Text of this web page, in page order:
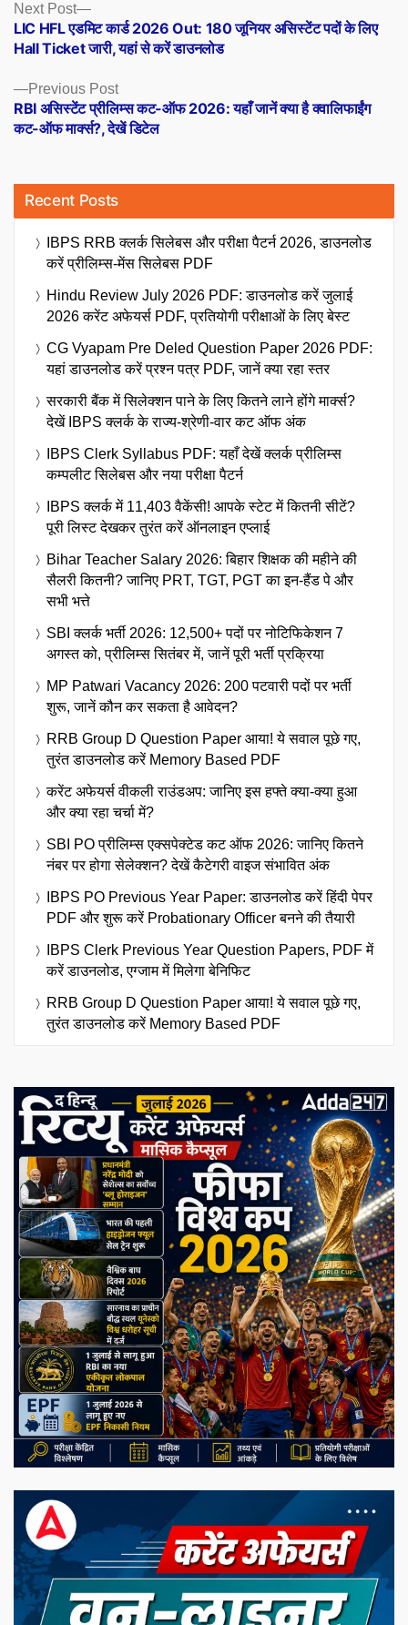
Posts
navigation
Previous PostPrevious
post:
RBI असिस्टेंट प्रीलिम्स कट-ऑफ 2026: यहाँ जानें क्या है क्वालिफाईंग
कट-ऑफ मार्क्स?, देखें डिटेल
Next Post
Next
post:
LIC HFL एडमिट कार्ड 2026 Out: 180 जूनियर असिस्टेंट पदों के लिए
Hall Ticket जारी, यहां से करें डाउनलोड
Recent Posts
IBPS RRB क्लर्क सिलेबस और परीक्षा पैटर्न 2026, डाउनलोड
करें प्रीलिम्स-मेंस सिलेबस PDF
Hindu Review July 2026 PDF: डाउनलोड करें जुलाई
2026 करेंट अफेयर्स PDF, प्रतियोगी परीक्षाओं के लिए बेस्ट
CG Vyapam Pre Deled Question Paper 2026 PDF:
यहां डाउनलोड करें प्रश्न पत्र PDF, जानें क्या रहा स्तर
सरकारी बैंक में सिलेक्शन पाने के लिए कितने लाने होंगे मार्क्स?
देखें IBPS क्लर्क के राज्य-श्रेणी-वार कट ऑफ अंक
IBPS Clerk Syllabus PDF: यहाँ देखें क्लर्क प्रीलिम्स
कम्पलीट सिलेबस और नया परीक्षा पैटर्न
IBPS क्लर्क में 11,403 वैकेंसी! आपके स्टेट में कितनी सीटें?
पूरी लिस्ट देखकर तुरंत करें ऑनलाइन एप्लाई
Bihar Teacher Salary 2026: बिहार शिक्षक की महीने की
सैलरी कितनी? जानिए PRT, TGT, PGT का इन-हैंड पे और
सभी भत्ते
SBI क्लर्क भर्ती 2026: 12,500+ पदों पर नोटिफिकेशन 7
अगस्त को, प्रीलिम्स सितंबर में, जानें पूरी भर्ती प्रक्रिया
MP Patwari Vacancy 2026: 200 पटवारी पदों पर भर्ती
शुरू, जानें कौन कर सकता है आवेदन?
RRB Group D Question Paper आया! ये सवाल पूछे गए,
तुरंत डाउनलोड करें Memory Based PDF
करेंट अफेयर्स वीकली राउंडअप: जानिए इस हफ्ते क्या-क्या हुआ
और क्या रहा चर्चा में?
SBI PO प्रीलिम्स एक्सपेक्टेड कट ऑफ 2026: जानिए कितने
नंबर पर होगा सेलेक्शन? देखें कैटेगरी वाइज संभावित अंक
IBPS PO Previous Year Paper: डाउनलोड करें हिंदी पेपर
PDF और शुरू करें Probationary Officer बनने की तैयारी
IBPS Clerk Previous Year Question Papers, PDF में
करें डाउनलोड, एग्जाम में मिलेगा बेनिफिट
RRB Group D Question Paper आया! ये सवाल पूछे गए,
तुरंत डाउनलोड करें Memory Based PDF